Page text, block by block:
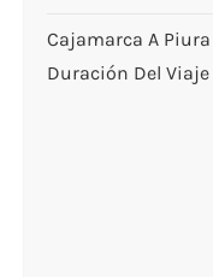
Cajamarca A
Duración Del Viaje